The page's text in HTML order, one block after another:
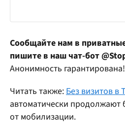
Сообщайте нам в
пишите в наш чат-бот
Анонимность гарантирована!
Читать также:Без визитов в
автоматически продолжают
от мобилизации.